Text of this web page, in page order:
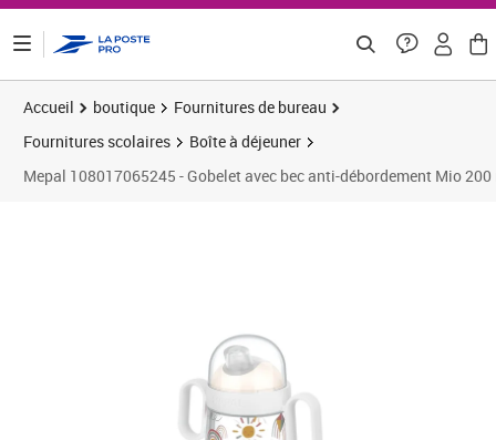
Accueil boutique
Fournitures de bureau
Fournitures scolaires
Boîte à déjeuner
Mepal 108017065245 - Gobelet avec bec anti-débordement Mio